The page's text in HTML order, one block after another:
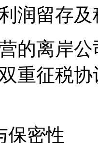
润留存
离岸公
重征税
密性